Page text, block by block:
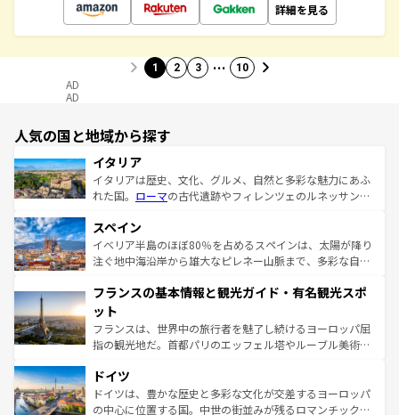
詳細を見る
1 2 3 … 10
AD
AD
人気の国と地域から探す
イタリア
イタリアは歴史、文化、グルメ、自然と多彩な魅力にあふ
れた国。 ローマの古代遺跡やフィレンツェのルネッサンス
ろん、トスカーナの美しい田園風景やアマルフィ海岸の絶
景など、自然景観も見逃せない。観光の合間には、本場の
ピザやパスタなど、絶品のイタリア料理を堪能することも
ませてくれるイタリアで、忘れられない旅をしてみよう！
なお、新着のイタリア情報は
しい。
スペイン
イベリア半島のほぼ80％を占めるスペインは、太陽が降り
注ぐ地中海沿岸から雄大なピレネー山脈まで、多彩な自然
文化が根付くこの国では、情熱的なフラメンコ、熱気あふ
れる闘牛、そして美味しいタパスが生活の一部となってい
る。首都マドリードの洗練された雰囲気や、バルセロナの
アートに溢れた街角から、地方では古代ローマ遺跡や中世
せる。地方によって風土や気候が異なるスペインはその個
性で訪れる人を魅了する。 なお、新着のスペイン情報は コ
ンテンツ一覧を参照してほしい。
フランスの基本情報と観光ガイド・有名観光スポ
ット
フランスは、世界中の旅行者を魅了し続けるヨーロッパ屈
指の観光地だ。首都パリのエッフェル塔やルーブル美術館
で、幅広い魅力が詰まっている。華麗な宮殿、歴史的な大
聖堂、美しいビーチ、そして豊かな自然が、訪れる者を心
から魅了する。また、フランスは美食の国としても知ら
ドイツ
ドイツは、豊かな歴史と多彩な文化が交差するヨーロッパ
の中心に位置する国。中世の街並みが残るロマンチック街